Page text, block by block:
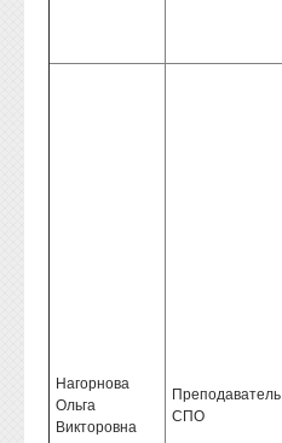
Нагорнова
Ольга
Викторовна
Преподаватель
СПО